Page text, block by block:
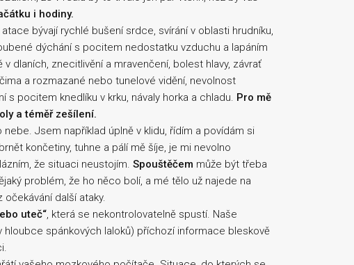
i hodiny.
bývají rychlé bušení srdce, svírání v oblasti hrudníku,
dýchání s pocitem nedostatku vzduchu a lapáním
dlaních, znecitlivění a mravenčení, bolest hlavy, závrať
a rozmazané nebo tunelové vidění, nevolnost
pocitem knedlíku v krku, návaly horka a chladu. Pro mě
a téměř zešílení.
Jsem například úplně v klidu, řídím a povídám si
končetiny, tuhne a pálí mě šíje, je mi nevolno
že situaci neustojím. Spouštěčem může být třeba
problém, že ho něco bolí, a mé tělo už najede na
další ataky.
uteč“ , která se nekontrolovatelně spustí. Naše
hloubce spánkových laloků) příchozí informace bleskově